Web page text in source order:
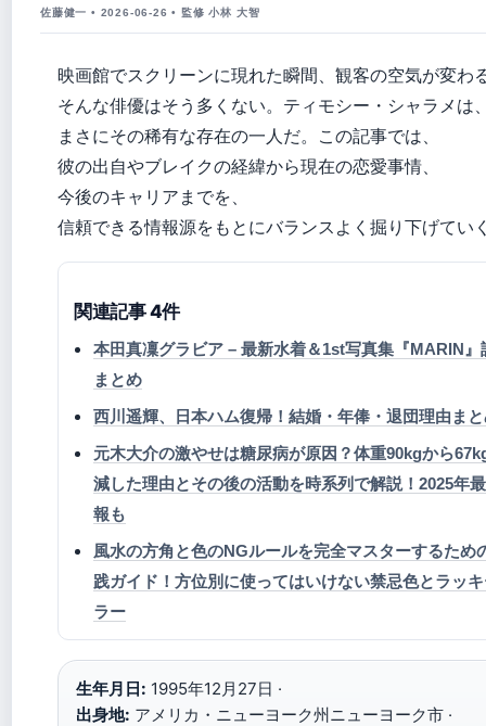
佐藤健一 • 2026-06-26 • 監修 小林 大智
映画館でスクリーンに現れた瞬間、観客の空気が変
そんな俳優はそう多くない。ティモシー・シャラメは
まさにその稀有な存在の一人だ。この記事では、
彼の出自やブレイクの経緯から現在の恋愛事情、
今後のキャリアまでを、
信頼できる情報源をもとにバランスよく掘り下げてい
関連記事 4件
本田真凜グラビア – 最新水着＆1st写真集『MARIN』
まとめ
西川遥輝、日本ハム復帰！結婚・年俸・退団理由ま
元木大介の激やせは糖尿病が原因？体重90kgから
減した理由とその後の活動を時系列で解説！2025年
報も
風水の方角と色のNGルールを完全マスターするため
践ガイド！方位別に使ってはいけない禁忌色とラッ
ラー
生年月日: 1995年12月27日 ·
出身地: アメリカ・ニューヨーク州ニューヨーク市 ·